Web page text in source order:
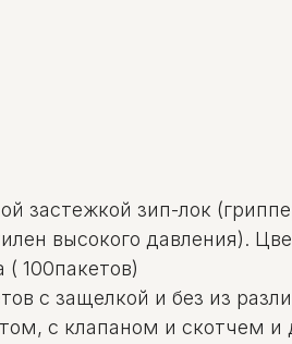
застежкой зип-лок
высокого давления).
100пакетов)
с защелкой и без из
с клапаном и скотчем